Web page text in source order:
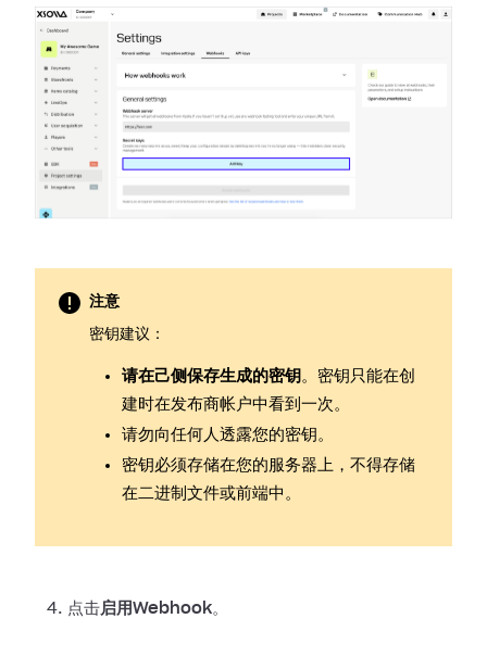
注意
密钥建议：
请在己侧保存生成的密钥 。密钥只能在创
建时在发布商帐户中看到一次。
请勿向任何人透露您的密钥。
密钥必须存储在您的服务器上，不得存储
在二进制文件或前端中。
点击启用Webhook。